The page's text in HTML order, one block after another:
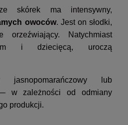
skórek ma intensywny,
owoców. Jest on słodki,
orzeźwiający. Natychmiast
i dziecięcą, uroczą
lub
— w zależności od odmiany
produkcji.